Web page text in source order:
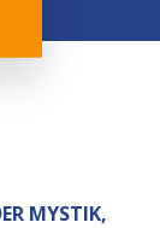
MYSTIK,